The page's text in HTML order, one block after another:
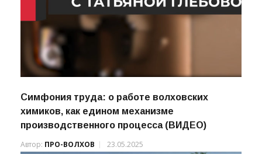
Симфония труда: о работе волховских
химиков, как едином механизме
производственного процесса (ВИДЕО)
Автор: ПРО-ВОЛХОВ 23.05.2025